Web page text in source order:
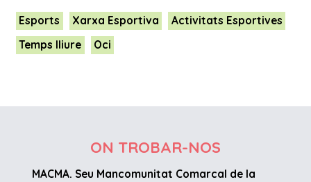
Esports Xarxa Esportiva
Activitats Esportives
Temps lliure
Oci
ON TROBAR-NOS
MACMA. Seu Mancomunitat Comarcal de la